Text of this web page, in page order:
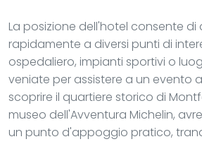
La posizione dell'hotel consente di
rapidamente a diversi punti di
ospedaliero, impianti sportivi o
veniate per assistere a un evento
scoprire il quartiere storico di
museo dell'Avventura Michelin,
un punto d'appoggio pratico,